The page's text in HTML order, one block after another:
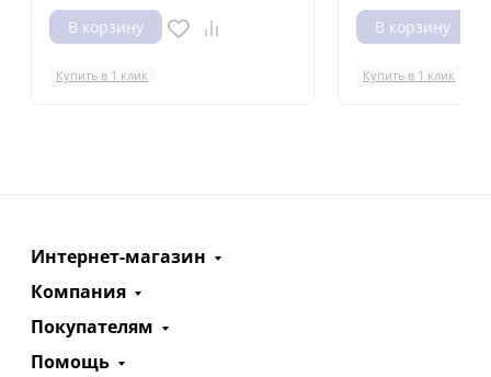
В корзину
Купить в 1 клик
В корзину
Купить в 1 клик
Интернет-магазин
Компания
Покупателям
Помощь